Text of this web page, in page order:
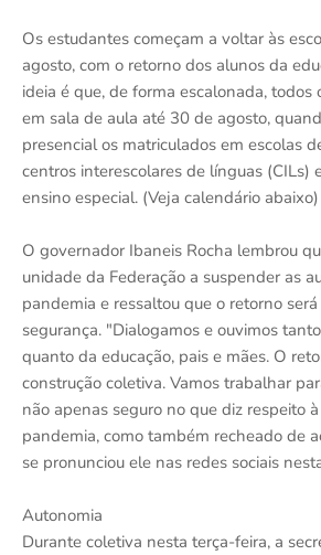
Os estudantes começam a voltar às
agosto, com o retorno dos alunos da
ideia é que, de forma escalonada, todos
em sala de aula até 30 de agosto,
presencial os matriculados em escolas
centros interescolares de línguas (CILs)
ensino especial. (Veja calendário abaixo)
O governador Ibaneis Rocha lembrou
unidade da Federação a suspender as
pandemia e ressaltou que o retorno
segurança. "Dialogamos e ouvimos
quanto da educação, pais e mães. O
construção coletiva. Vamos trabalhar
não apenas seguro no que diz respeito
pandemia, como também recheado de
se pronunciou ele nas redes sociais
Autonomia
Durante coletiva nesta terça-feira, a